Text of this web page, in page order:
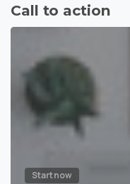
Call to action
Start now